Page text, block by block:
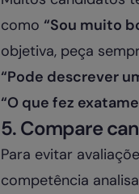
como “Sou muito
objetiva, peça
“Pode descrever
“O que fez
5. Compare
Para evitar
competência